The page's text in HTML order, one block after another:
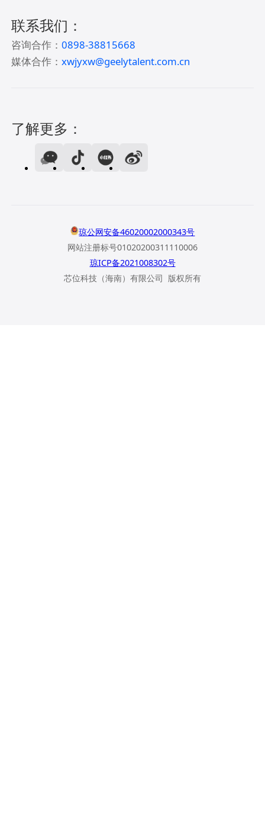
联系我们：
咨询合作：0898-38815668
媒体合作：xwjyxw@geelytalent.com.cn
了解更多：
琼公网安备46020002000343号
网站注册标号01020200311110006
琼ICP备2021008302号
芯位科技（海南）有限公司 版权所有